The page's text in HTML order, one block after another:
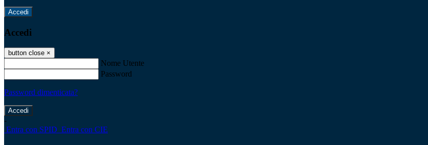
Accedi
Accedi
button close ×
Nome Utente
Password
Password dimenticata?
-
Entra con SPID Entra con CIE